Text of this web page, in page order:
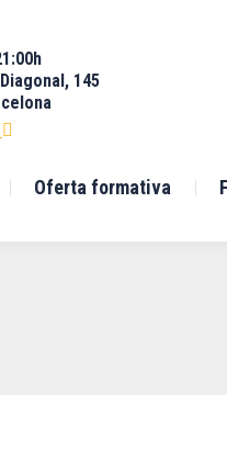
145
Oferta formativa